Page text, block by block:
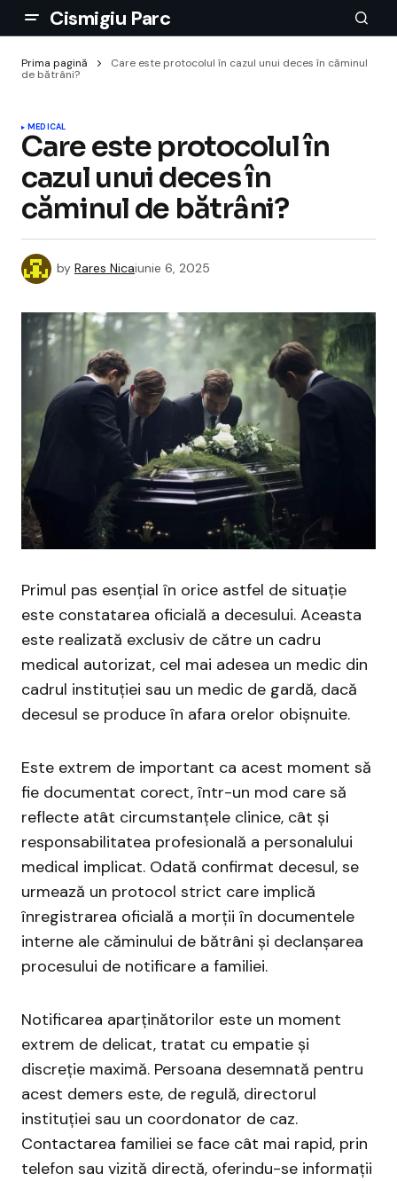
Cismigiu Parc
Prima pagină
Care este protocolul în cazul unui deces în căminul
de bătrâni?
MEDICAL
Care este protocolul în
cazul unui deces în
căminul de bătrâni?
by Rares Nicaiunie 6, 2025
Primul pas esențial în orice astfel de situație
este constatarea oficială a decesului. Aceasta
este realizată exclusiv de către un cadru
medical autorizat, cel mai adesea un medic din
cadrul instituției sau un medic de gardă, dacă
decesul se produce în afara orelor obișnuite.
Este extrem de important ca acest moment să
fie documentat corect, într-un mod care să
reflecte atât circumstanțele clinice, cât și
responsabilitatea profesională a personalului
medical implicat. Odată confirmat decesul, se
urmează un protocol strict care implică
înregistrarea oficială a morții în documentele
interne ale căminului de bătrâni și declanșarea
procesului de notificare a familiei.
Notificarea aparținătorilor este un moment
extrem de delicat, tratat cu empatie și
discreție maximă. Persoana desemnată pentru
acest demers este, de regulă, directorul
instituției sau un coordonator de caz.
Contactarea familiei se face cât mai rapid, prin
telefon sau vizită directă, oferindu-se informații